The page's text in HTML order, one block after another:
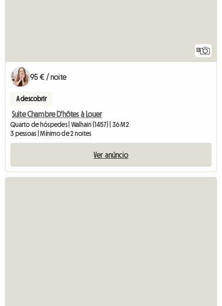
13
95 € / noite
A descobrir
Suite Chambre D'hôtes à Louer
Quarto de hóspedes | Walhain (1457) | 36 M2
3 pessoas | Mínimo de 2 noites
Ver anúncio